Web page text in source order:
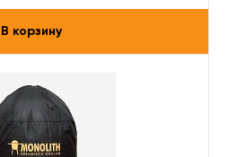
В корзину